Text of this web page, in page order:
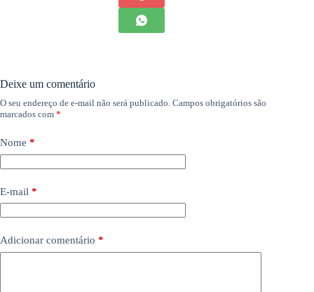
Deixe um comentário
O seu endereço de e-mail não será publicado. Campos obrigatórios são
marcados com *
Nome *
E-mail *
Adicionar comentário *